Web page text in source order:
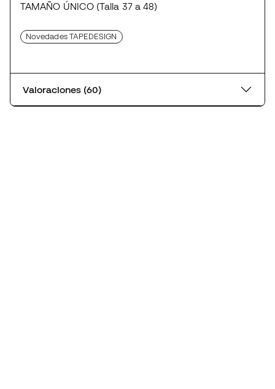
TAMAÑO ÚNICO (Talla 37 a 48)
Novedades TAPEDESIGN
Valoraciones (60)